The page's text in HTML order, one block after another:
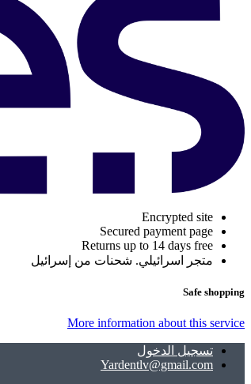
Encrypted site
Secured payment page
Returns up to 14 days free
متجر اسرائيلي. شحنات من إسرائيل
Safe shopping
More information about this service
تسجيل الدخول
Yardentlv@gmail.com